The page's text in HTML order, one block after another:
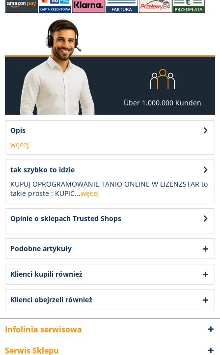
Über 1.000.000 Kunden
Opis
węcej
tak szybko to idzie
KUPUJ OPROGRAMOWANIE TANIO ONLINE W LIZENZSTAR to
takie proste : KUPIĆ...węcej
Opinie o sklepach Trusted Shops
Podobne artykuły
Klienci kupili również
Klienci obejrzeli również
Infolinia serwisowa
Serwis Sklepu